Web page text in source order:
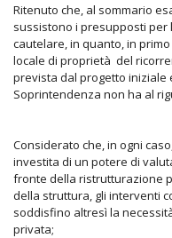
Ritenuto che, al sommario
sussistono i presupposti per
cautelare, in quanto, in
locale di proprietà del
prevista dal progetto iniziale
Soprintendenza non ha al
Considerato che, in ogni
investita di un potere di
fronte della ristrutturazione
della struttura, gli interventi
soddisfino altresì la
privata;